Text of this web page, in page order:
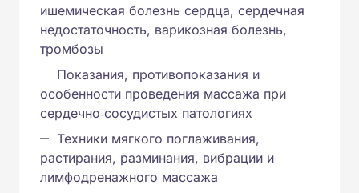
ишемическая болезнь сердца, сердечная
недостаточность, варикозная болезнь,
тромбозы
Показания, противопоказания и
особенности проведения массажа при
сердечно‑сосудистых патологиях
Техники мягкого поглаживания,
растирания, разминания, вибрации и
лимфодренажного массажа